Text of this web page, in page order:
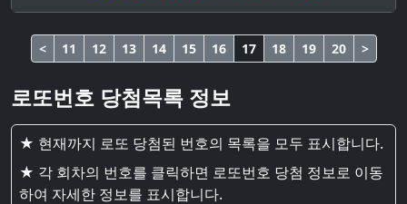
< 11 12 13 14 15 16 17 18 19 20 >
로또번호 당첨목록 정보
★ 현재까지 로또 당첨된 번호의 목록을 모두 표시합니다.
★ 각 회차의 번호를 클릭하면 로또번호 당첨 정보로 이동
하여 자세한 정보를 표시합니다.